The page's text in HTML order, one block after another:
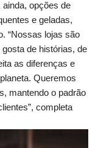
opções de
e geladas,
“Nossas lojas são
de histórias, de
as diferenças e
Queremos
mantendo o padrão
completa